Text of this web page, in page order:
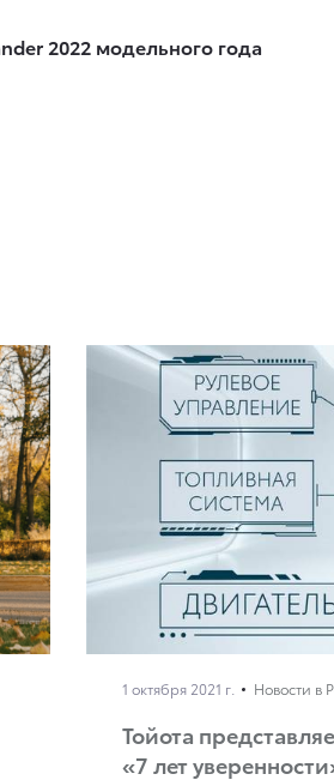
2022 модельного года
1 октября 2021 г. Новости в
Тойота
«7 лет